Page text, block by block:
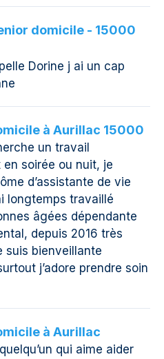
domicile - 15000
Dorine j ai un cap
à Aurillac 15000
un travail
soirée ou nuit, je
d’assistante de vie
longtemps travaillé
âgées dépendante
depuis 2016 très
suis bienveillante
j’adore prendre soin
à Aurillac
qui aime aider